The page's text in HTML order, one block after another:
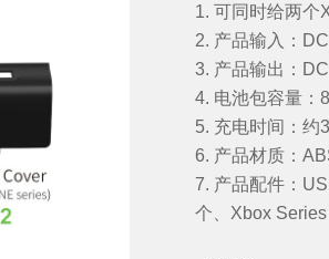
1. 可同时给两个
2. 产品输入：
3. 产品输出：
4. 电池包容量：
5. 充电时间：约
6. 产品材质：
7. 产品配件：
个、Xbox Series